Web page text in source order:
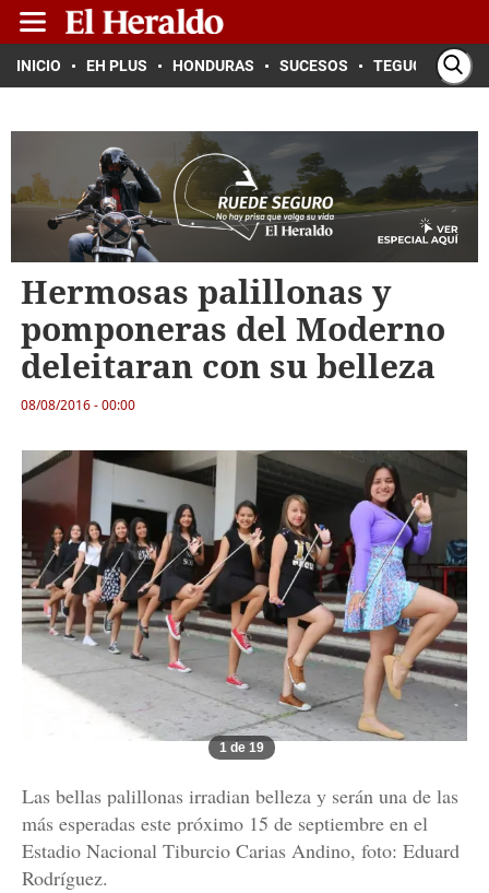
INICIO EH PLUS HONDURAS SUCESOS TEGUCIGALPA
Hermosas palillonas y
pomponeras del Moderno
deleitaran con su belleza
08/08/2016 - 00:00
1 de 19
Las bellas palillonas irradian belleza y serán una de las
más esperadas este próximo 15 de septiembre en el
Estadio Nacional Tiburcio Carias Andino, foto: Eduard
Rodríguez.